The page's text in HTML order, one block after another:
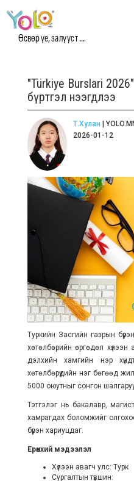
Өсвөр үе, залууст ...
"Türkiye Burslari 2026"
бүртгэл нээгдлээ
Т.Хулан |
2026-01-12
Туркийн Засгийн газрын
хөтөлбөрийн өргөдөл хүлээн
дэлхийн хамгийн нэр
хөтөлбөрүүдийн нэг бөгөөд
5000 оюутныг сонгон
Тэтгэлэг нь бакалавр,
хамрагдах боломжийг
бүрэн хариуцдаг.
Ерөнхий мэдээлэл
Хүлээн авагч улс: Турк
Сургалтын түвшин: